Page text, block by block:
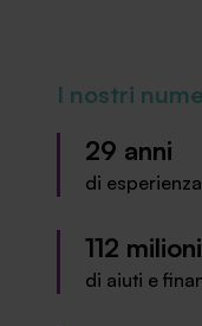
I nostri
29 anni
di
112 milioni
di aiuti e